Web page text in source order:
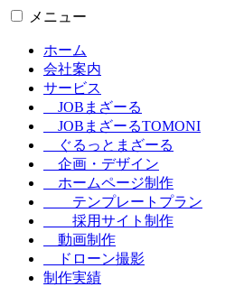
メニュー
ホーム
会社案内
サービス
JOBまざーる
JOBまざーるTOMONI
ぐるっとまざーる
企画・デザイン
ホームページ制作
テンプレートプラン
採用サイト制作
動画制作
ドローン撮影
制作実績